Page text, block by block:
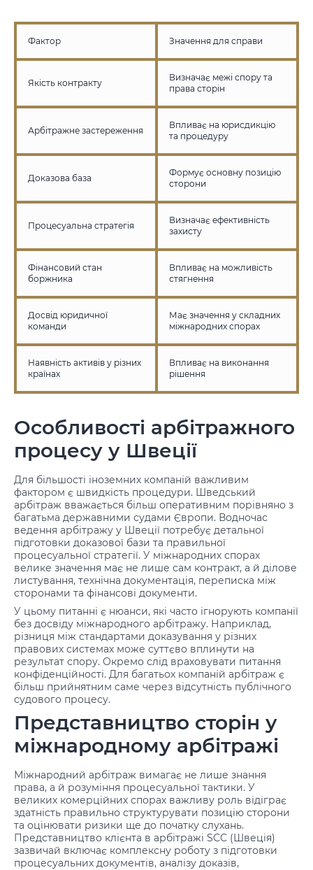
Фактор Значення для справи
Якість контракту
Визначає межі спору та
права сторін
Арбітражне застереження
Впливає на юрисдикцію
та процедуру
Доказова база
Формує основну позицію
сторони
Процесуальна стратегія
Визначає ефективність
захисту
Фінансовий стан
боржника
Впливає на можливість
стягнення
Досвід юридичної
команди
Має значення у складних
міжнародних спорах
Наявність активів у різних
країнах
Впливає на виконання
рішення
Особливості арбітражного
процесу у Швеції
Для більшості іноземних компаній важливим
фактором є швидкість процедури. Шведський
арбітраж вважається більш оперативним порівняно з
багатьма державними судами Європи. Водночас
ведення арбітражу у Швеції потребує детальної
підготовки доказової бази та правильної
процесуальної стратегії. У міжнародних спорах
велике значення має не лише сам контракт, а й ділове
листування, технічна документація, переписка між
сторонами та фінансові документи.
У цьому питанні є нюанси, які часто ігнорують компанії
без досвіду міжнародного арбітражу. Наприклад,
різниця між стандартами доказування у різних
правових системах може суттєво вплинути на
результат спору. Окремо слід враховувати питання
конфіденційності. Для багатьох компаній арбітраж є
більш прийнятним саме через відсутність публічного
судового процесу.
Представництво сторін у
міжнародному арбітражі
Міжнародний арбітраж вимагає не лише знання
права, а й розуміння процесуальної тактики. У
великих комерційних спорах важливу роль відіграє
здатність правильно структурувати позицію сторони
та оцінювати ризики ще до початку слухань.
Представництво клієнта в арбітражі SCC (Швеція)
зазвичай включає комплексну роботу з підготовки
процесуальних документів, аналізу доказів,